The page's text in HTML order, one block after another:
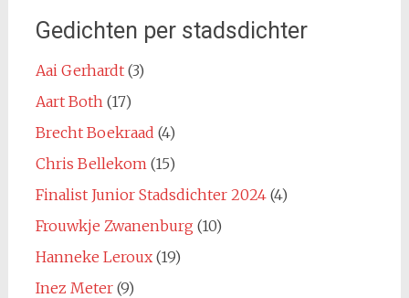
Gedichten per stadsdichter
Aai Gerhardt(3)
Aart Both (17)
Brecht Boekraad (4)
Chris Bellekom (15)
Finalist Junior Stadsdichter 2024(4)
Frouwkje Zwanenburg (10)
Hanneke Leroux(19)
Inez Meter(9)